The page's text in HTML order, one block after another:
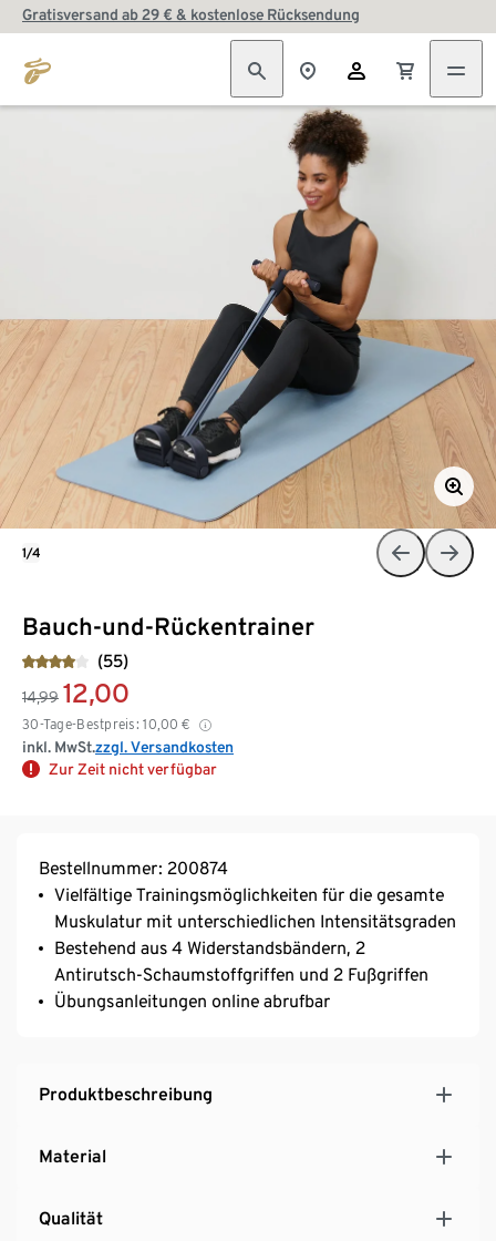
Gratisversand ab 29 € & kostenlose Rücksendung
Bauch-und-Rückentrainer
(55)
14,99 12,00
30-Tage-Bestpreis: 10,00 €
inkl. MwSt.zzgl. Versandkosten
Zur Zeit nicht verfügbar
1/4
Bestellnummer: 200874
Vielfältige Trainingsmöglichkeiten für die gesamte
Muskulatur mit unterschiedlichen Intensitätsgraden
Bestehend aus 4 Widerstandsbändern, 2
Antirutsch-Schaumstoffgriffen und 2 Fußgriffen
Übungsanleitungen online abrufbar
Produktbeschreibung
Material
Qualität